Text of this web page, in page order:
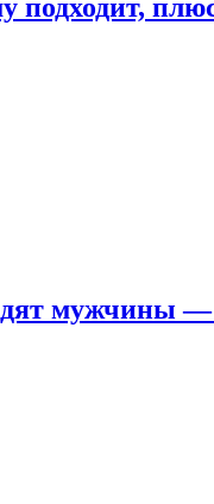
подходит,
мужчины —